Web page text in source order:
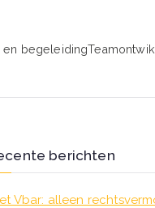
en begeleiding
berichten
Vbar: alleen